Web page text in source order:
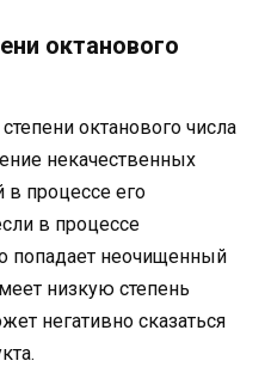
октанового
октанового числа
некачественных
процессе его
в процессе
попадает неочищенный
низкую степень
негативно сказаться